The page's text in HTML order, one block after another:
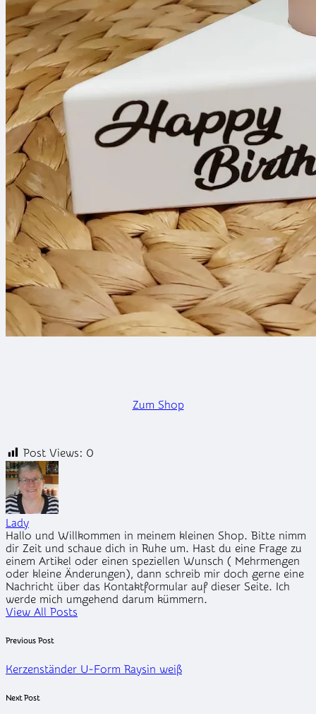
Zum Shop
Post Views: 0
Lady
Hallo und Willkommen in meinem kleinen Shop. Bitte nimm
dir Zeit und schaue dich in Ruhe um. Hast du eine Frage zu
einem Artikel oder einen speziellen Wunsch ( Mehrmengen
oder kleine Änderungen), dann schreib mir doch gerne eine
Nachricht über das Kontaktformular auf dieser Seite. Ich
werde mich umgehend darum kümmern.
View All Posts
Post
navigation
Previous Post
Kerzenständer U-Form Raysin weiß
Next Post